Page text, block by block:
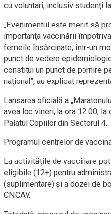
cu voluntari, inclusiv studenţi
„Evenimentul este menit să
importanţa vaccinării
femeile însărcinate, într-un
punct de vedere
constitui un punct de pornire
naţional”, au explicat
Lansarea oficială a
avea loc vineri, la ora 12.00,
Palatul Copiilor din Sectorul 4.
Programul centrelor de
La activităţile de vaccinare
eligibile (12+) pentru
(suplimentare) şi a dozei de
CNCAV.